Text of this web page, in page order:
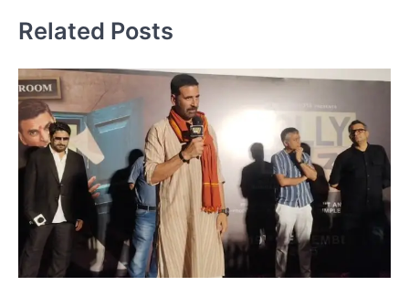
Related Posts